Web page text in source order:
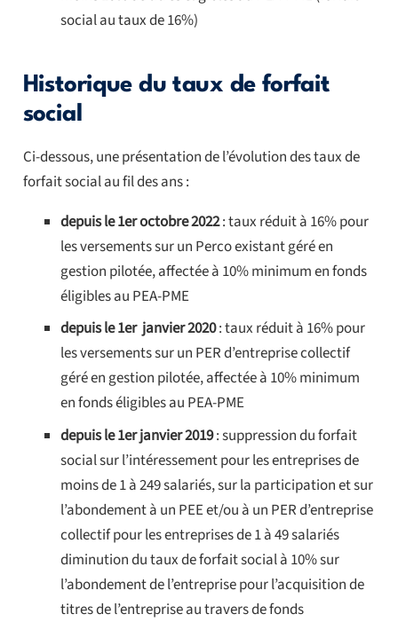
social au taux de 16%)
Historique du taux de forfait
social
Ci-dessous, une présentation de l’évolution des taux de
forfait social au fil des ans :
depuis le 1er octobre 2022: taux réduit à 16% pour
les versements sur un Perco existant géré en
gestion pilotée, affectée à 10% minimum en fonds
éligibles au PEA-PME
depuis le 1er janvier 2020: taux réduit à 16% pour
les versements sur un PER d’entreprise collectif
géré en gestion pilotée, affectée à 10% minimum
en fonds éligibles au PEA-PME
depuis le 1er janvier 2019: suppression du forfait
social sur l’intéressement pour les entreprises de
moins de 1 à 249 salariés, sur la participation et sur
l’abondement à un PEE et/ou à un PER d’entreprise
collectif pour les entreprises de 1 à 49 salariés
diminution du taux de forfait social à 10% sur
l’abondement de l’entreprise pour l’acquisition de
titres de l’entreprise au travers de fonds